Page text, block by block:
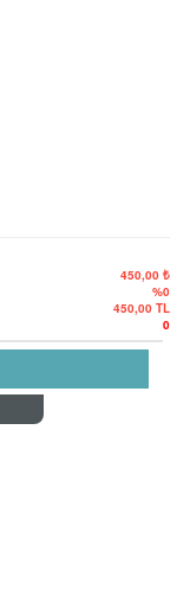
450,00 ₺
%0
450,00 TL
0